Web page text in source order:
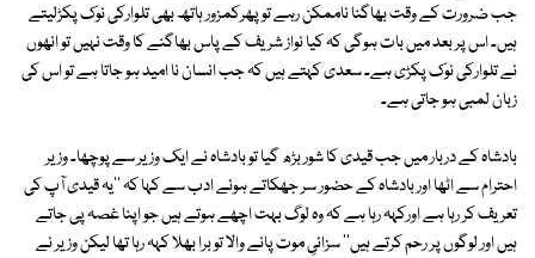
جب ضرورت کے وقت بھاگنا ناممکن رہے تو پھرکمزور ہاتھ بھی تلوارکی نوک پکڑلیتے
ہیں۔ اس پر بعد میں بات ہوگی کہ کیا نواز شریف کے پاس بھاگنے کا وقت نہیں تو انھوں
نے تلوارکی نوک پکڑی ہے۔ سعدی کہتے ہیں کہ جب انسان نا امید ہو جاتا ہے تو اس کی
زبان لمبی ہو جاتی ہے۔
بادشاہ کے دربار میں جب قیدی کا شور بڑھ گیا تو بادشاہ نے ایک وزیر سے پوچھا۔ وزیر
احترام سے اٹھا اور بادشاہ کے حضور سر جھکاتے ہوئے ادب سے کہا کہ ''یہ قیدی آپ کی
تعریف کر رہا ہے اورکہہ رہا ہے کہ وہ لوگ بہت اچھے ہوتے ہیں جو اپنا غصہ پی جاتے
ہیں اور لوگوں پر رحم کرتے ہیں'' سزائیِ موت پانے والا تو برا بھلا کہہ رہا تھا لیکن وزیر نے